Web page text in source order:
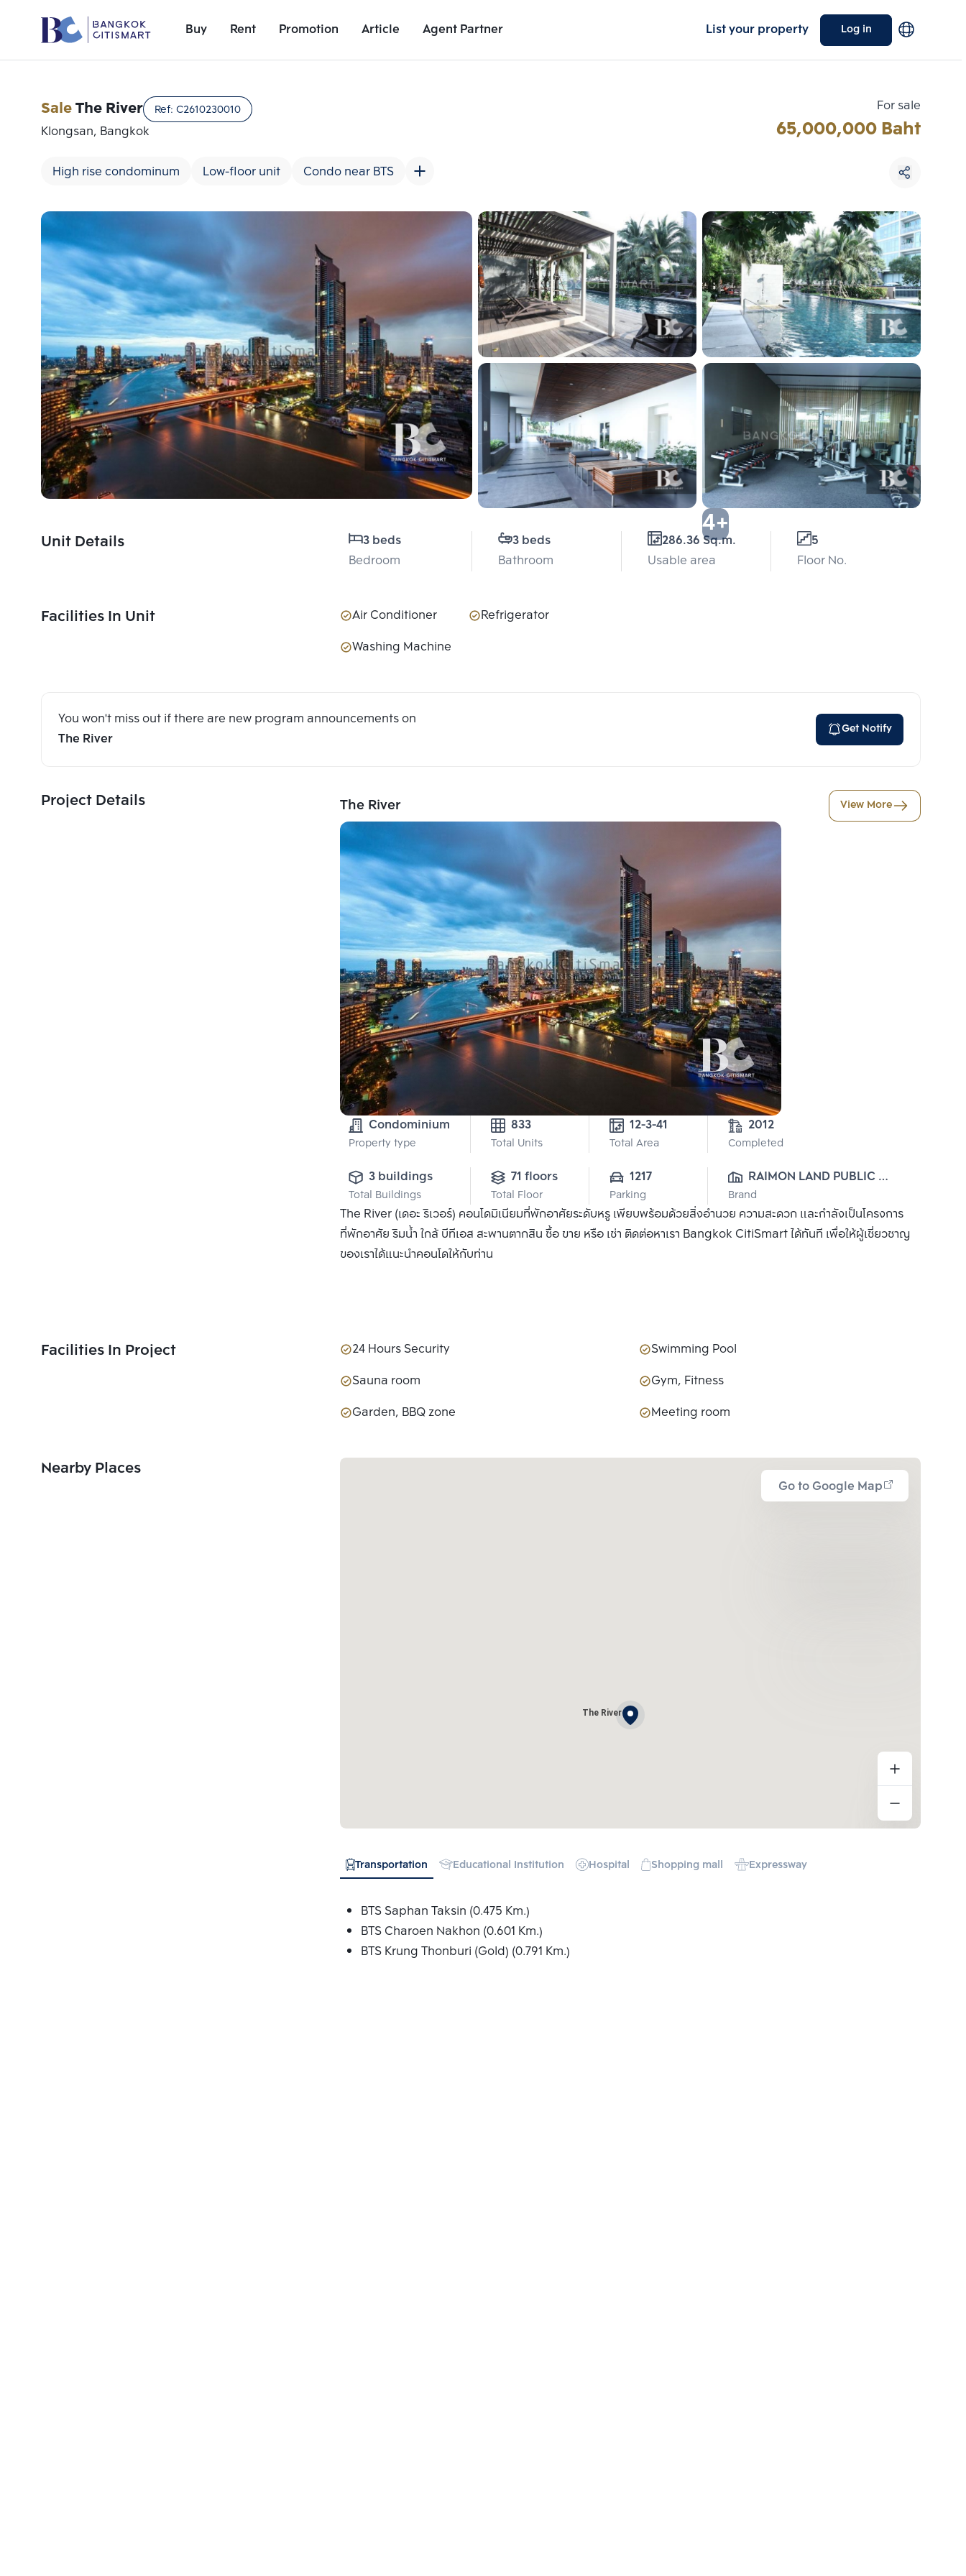
Buy Rent Promotion Article Agent Partner List your property Log in
Unit Details
SaleThe River Ref: C2610230010
Klongsan, Bangkok
High rise condominum Low-floor unit Condo near BTS
For sale
65,000,000 Baht
4+
Unit Details
3 beds
Bedroom
3 beds
Bathroom
286.36 Sq.m.
Usable area
5
Floor No.
Facilities In Unit Air Conditioner
Refrigerator
Washing Machine
You won't miss out if there are new program announcements on
The River
Get Notify
Project Details The River View More
Condominium
Property type
833
Total Units
12-3-41
Total Area
2012
Completed
3 buildings
Total Buildings
71 floors
Total Floor
1217
Parking
RAIMON LAND PUBLIC
CO., LTD.
Brand
The River (เดอะ ริเวอร์) คอนโดมิเนียมที่พักอาศัยระดับหรู เพียบพร้อมด้วยสิ่งอำนวย ความสะดวก และกำลังเป็นโครงการ
ที่พักอาศัย ริมน้ำ ใกล้ บีทีเอส สะพานตากสิน ซื้อ ขาย หรือ เช่า ติดต่อหาเรา Bangkok CitiSmart ได้ทันที เพื่อให้ผู้เชี่ยวชาญ
ของเราได้แนะนำคอนโดให้กับท่าน
Facilities In Project 24 Hours Security
Swimming Pool
Sauna room
Gym, Fitness
Garden, BBQ zone
Meeting room
Nearby Places
Go to Google Map
The River
Transportation Educational Institution Hospital Shopping mall Expressway
BTS Saphan Taksin (0.475 Km.)
BTS Charoen Nakhon (0.601 Km.)
BTS Krung Thonburi (Gold) (0.791 Km.)
Number 1
Add comparative units
Number 3
Choose comparative unit
Maximum 3 units
Compare
Clear all